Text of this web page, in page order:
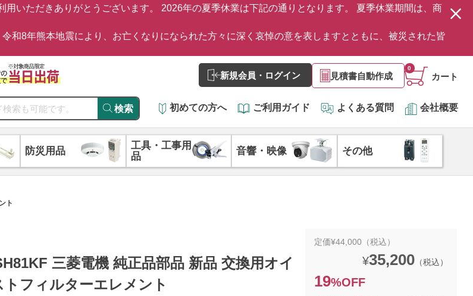
用いただきありがとうございます。 2026年の夏季休業は下記の通りとなります。 夏季休業期間は、商
令和8年熊本地震により、お亡くなりになられた方々に深く哀悼の意を表しますとともに、被災された皆
新規会員・ログイン 見積書自動作成 カート
0
検索 初めての方へ ご利用ガイド よくある質問 会社概要
防災用品
工具・工事用
品
音響・映像 その他
ト
三菱電機 純正品部品 新品 交換用オイ
トフィルターエレメント
定価¥44,000（税込）
¥35,200 （税込）
19%OFF